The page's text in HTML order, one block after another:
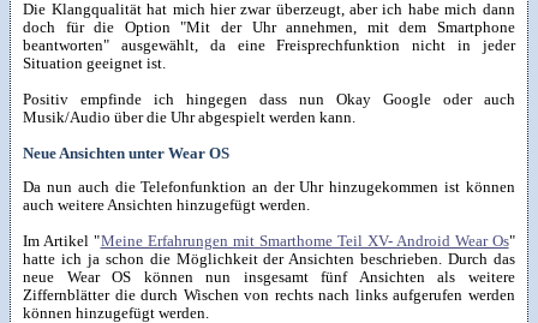
Die Klangqualität hat mich hier zwar überzeugt, aber ich habe mich dann
doch für die Option "Mit der Uhr annehmen, mit dem Smartphone
beantworten" ausgewählt, da eine Freisprechfunktion nicht in jeder
Situation geeignet ist.
Positiv empfinde ich hingegen dass nun Okay Google oder auch
Musik/Audio über die Uhr abgespielt werden kann.
Neue Ansichten unter Wear OS
Da nun auch die Telefonfunktion an der Uhr hinzugekommen ist können
auch weitere Ansichten hinzugefügt werden.
Im Artikel "Meine Erfahrungen mit Smarthome Teil XV- Android Wear Os"
hatte ich ja schon die Möglichkeit der Ansichten beschrieben. Durch das
neue Wear OS können nun insgesamt fünf Ansichten als weitere
Ziffernblätter die durch Wischen von rechts nach links aufgerufen werden
können hinzugefügt werden.